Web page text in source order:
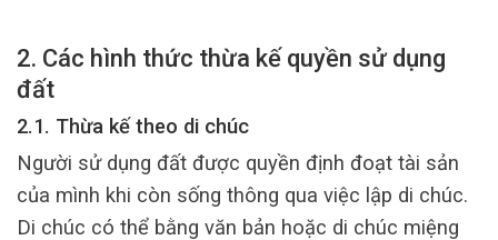
2. Các hình thức thừa kế quyền sử dụng
đất
2.1. Thừa kế theo di chúc
Người sử dụng đất được quyền định đoạt tài sản
của mình khi còn sống thông qua việc lập di chúc.
Di chúc có thể bằng văn bản hoặc di chúc miệng